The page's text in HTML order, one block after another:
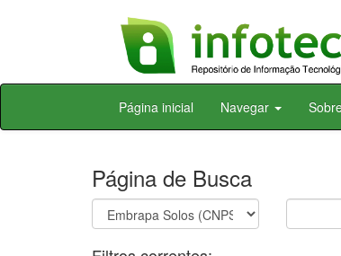
Skip
Página inicial Navegar
Página de Busca